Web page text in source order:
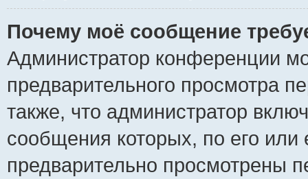
Почему моё сообщение
Администратор конференции
предварительного просмотра
также, что администратор
сообщения которых, по его
предварительно просмотрены